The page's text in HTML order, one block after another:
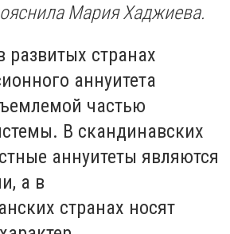
Мария Хаджиева.
развитых странах
аннуитета
частью
В скандинавских
аннуитеты являются
а в
странах носят